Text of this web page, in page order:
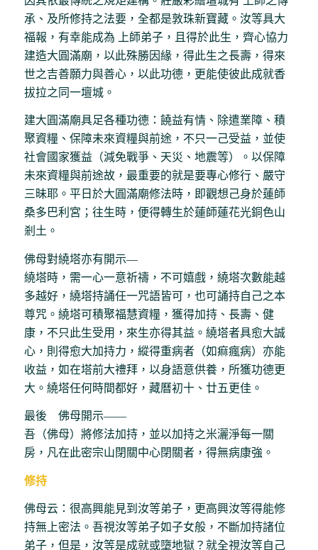
承、及所修持之法要，全都是敦珠新寶藏。汝等具大
福報，有幸能成為 上師弟子，且得於此生，齊心協力
建造大圓滿廟，以此殊勝因緣，得此生之長壽，得來
世之吉善願力與善心，以此功德，更能使彼此成就香
拔拉之同一壇城。
建大圓滿廟具足各種功德：饒益有情、除遣業障、積
聚資糧、保障未來資糧與前途，不只一己受益，並使
社會國家獲益（減免戰爭、天災、地震等）。以保障
未來資糧與前途故，最重要的就是要專心修行、嚴守
三昧耶。平日於大圓滿廟修法時，即觀想己身於蓮師
桑多巴利宮；往生時，便得轉生於蓮師蓮花光銅色山
剎土。
佛母對繞塔亦有開示―
繞塔時，需一心一意祈禱，不可嬉戲，繞塔次數能越
多越好，繞塔持誦任一咒語皆可，也可誦持自己之本
尊咒。繞塔可積聚福慧資糧，獲得加持、長壽、健
康，不只此生受用，來生亦得其益。繞塔者具愈大誠
心，則得愈大加持力，縱得重病者（如痲瘋病）亦能
收益，如在塔前大禮拜，以身語意供養，所獲功德更
大。繞塔任何時間都好，藏曆初十、廿五更佳。
最後 佛母開示――
吾（佛母）將修法加持，並以加持之米灑淨每一關
房，凡在此密宗山閉關中心閉關者，得無病康強。
修持
佛母云：很高興能見到汝等弟子，更高興汝等得能修
持無上密法。吾視汝等弟子如子女般，不斷加持諸位
弟子，但是，汝等是成就或墮地獄？就全視汝等自己